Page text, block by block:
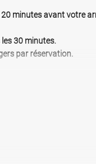
minutes avant votre
30 minutes.
par réservation.
etc.)